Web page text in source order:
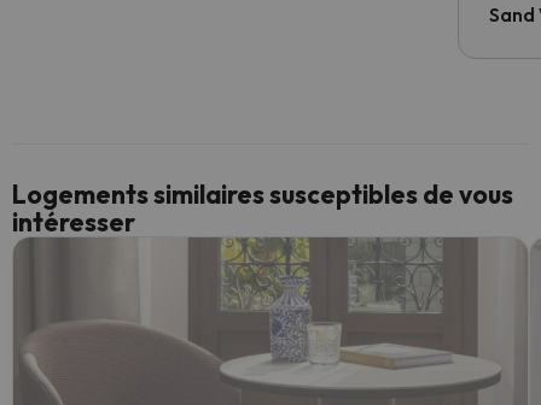
Sand
Logements similaires susceptibles de vous
intéresser